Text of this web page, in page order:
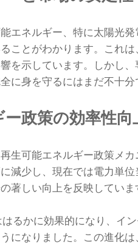
エネルギー、特に太陽光
ことがわかります。これ
を示しています。しかし
に身を守るにはまだ不十分
政策の効率性向
生可能エネルギー政策メ
減少し、現在では電力単
著しい向上を反映していま
るかに効果的になり、イ
になりました。この進化